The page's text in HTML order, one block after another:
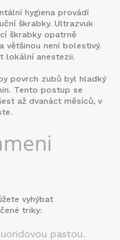
hygiena provádí
škrabky. Ultrazvuk
škrabky opatrně
většinou není bolestivý.
lokální anestezii.
povrch zubů byl hladký
Tento postup se
až dvanáct měsíců, v
vyhýbat
triky:
pastou.